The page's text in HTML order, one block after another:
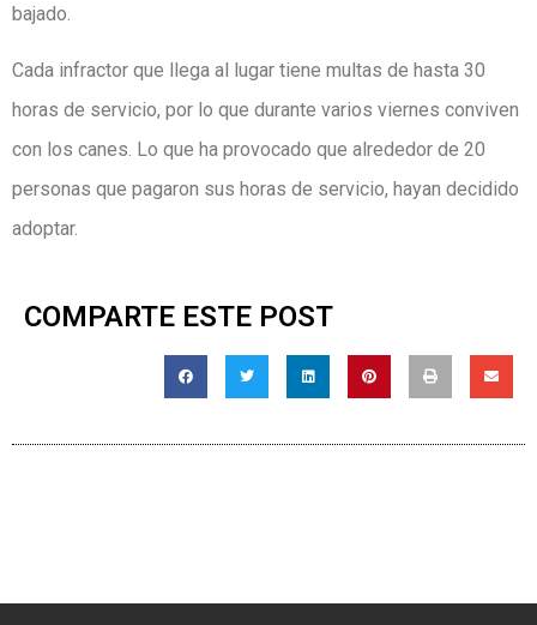
bajado.
Cada infractor que llega al lugar tiene multas de hasta 30
horas de servicio, por lo que durante varios viernes conviven
con los canes. Lo que ha provocado que alrededor de 20
personas que pagaron sus horas de servicio, hayan decidido
adoptar.
COMPARTE ESTE POST